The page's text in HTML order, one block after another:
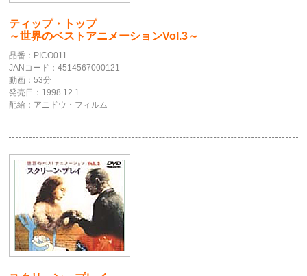
ティップ・トップ
～世界のベストアニメーションVol.3～
品番：PICO011
JANコード：4514567000121
動画：53分
発売日：1998.12.1
配給：アニドウ・フィルム